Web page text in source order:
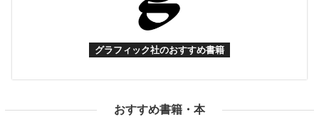
グラフィック社のおすすめ書籍
おすすめ書籍・本